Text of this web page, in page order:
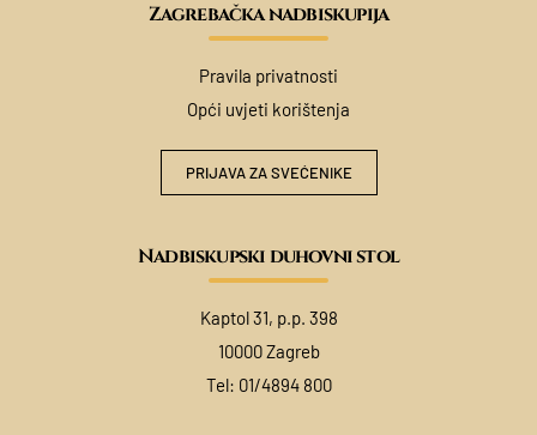
Zagrebačka nadbiskupija
Pravila privatnosti
Opći uvjeti korištenja
PRIJAVA ZA SVEĆENIKE
Nadbiskupski duhovni stol
Kaptol 31, p.p. 398
10000 Zagreb
Tel: 01/4894 800